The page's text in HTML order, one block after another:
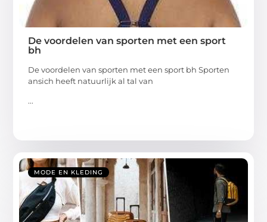
De voordelen van sporten met een sport
bh
De voordelen van sporten met een sport bh Sporten
ansich heeft natuurlijk al tal van
...
MODE EN KLEDING